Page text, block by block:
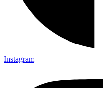
Instagram